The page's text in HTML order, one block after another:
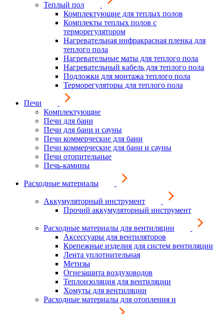
Теплый пол
Комплектующие для теплых полов
Комплекты теплых полов с
терморегулятором
Нагревательная инфракрасная пленка для
теплого пола
Нагревательные маты для теплого пола
Нагревательный кабель для теплого пола
Подложки для монтажа теплого пола
Терморегуляторы для теплого пола
Печи
Комплектующие
Печи для бани
Печи для бани и сауны
Печи коммерческие для бани
Печи коммерческие для бани и сауны
Печи отопительные
Печь-камины
Расходные материалы
Аккумуляторный инструмент
Прочий аккумуляторный инструмент
Расходные материалы для вентиляции
Аксессуары для вентиляторов
Крепежные изделия для систем вентиляции
Лента уплотнительная
Метизы
Огнезащита воздуховодов
Теплоизоляция для вентиляции
Хомуты для вентиляции
Расходные материалы для отопления и